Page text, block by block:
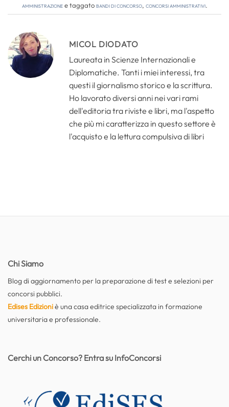
amministrazionee taggatobandi di concorso, concorsi amministrativi.
MICOL DIODATO
Laureata in Scienze Internazionali e
Diplomatiche. Tanti i miei interessi, tra
questi il giornalismo storico e la scrittura.
Ho lavorato diversi anni nei vari rami
dell'editoria tra riviste e libri, ma l'aspetto
che più mi caratterizza in questo settore è
l'acquisto e la lettura compulsiva di libri
Chi Siamo
Blog di aggiornamento per la preparazione di test e selezioni per
concorsi pubblici.
Edises Edizioniè una casa editrice specializzata in formazione
universitaria e professionale.
Cerchi un Concorso? Entra su InfoConcorsi